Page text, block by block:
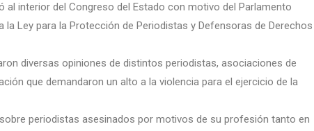
al interior del Congreso del Estado con motivo del Parlamento
Ley para la Protección de Periodistas y Defensoras de Derechos
diversas opiniones de distintos periodistas, asociaciones de
que demandaron un alto a la violencia para el ejercicio de la
periodistas asesinados por motivos de su profesión tanto en